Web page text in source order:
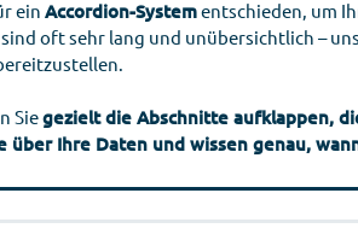
ein Accordion-Systementschieden, um
oft sehr lang und unübersichtlich –
Siegezielt die Abschnitte aufklappen,
über Ihre Daten und wissen genau,